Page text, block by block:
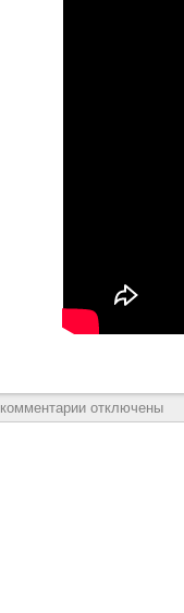
комментарии отключены